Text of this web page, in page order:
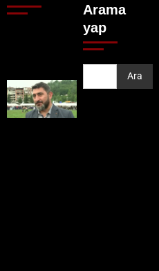
Arama
yap
Ara